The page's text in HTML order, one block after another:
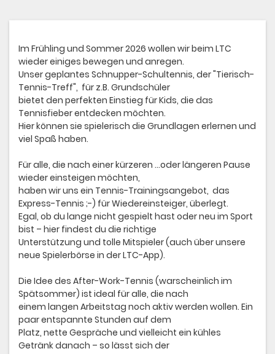
Im Frühling und Sommer 2026 wollen wir beim LTC
wieder einiges bewegen und anregen.
Unser geplantes Schnupper-Schultennis, der "Tierisch-
Tennis-Treff", für z.B. Grundschüler
bietet den perfekten Einstieg für Kids, die das
Tennisfieber entdecken möchten.
Hier können sie spielerisch die Grundlagen erlernen und
viel Spaß haben.
Für alle, die nach einer kürzeren ...oder längeren Pause
wieder einsteigen möchten,
haben wir uns ein Tennis-Trainingsangebot, das
Express-Tennis ;-) für Wiedereinsteiger, überlegt.
Egal, ob du lange nicht gespielt hast oder neu im Sport
bist – hier findest du die richtige
Unterstützung und tolle Mitspieler (auch über unsere
neue Spielerbörse in der LTC-App).
Die Idee des After-Work-Tennis (warscheinlich im
Spätsommer) ist ideal für alle, die nach
einem langen Arbeitstag noch aktiv werden wollen. Ein
paar entspannte Stunden auf dem
Platz, nette Gespräche und vielleicht ein kühles
Getränk danach – so lässt sich der